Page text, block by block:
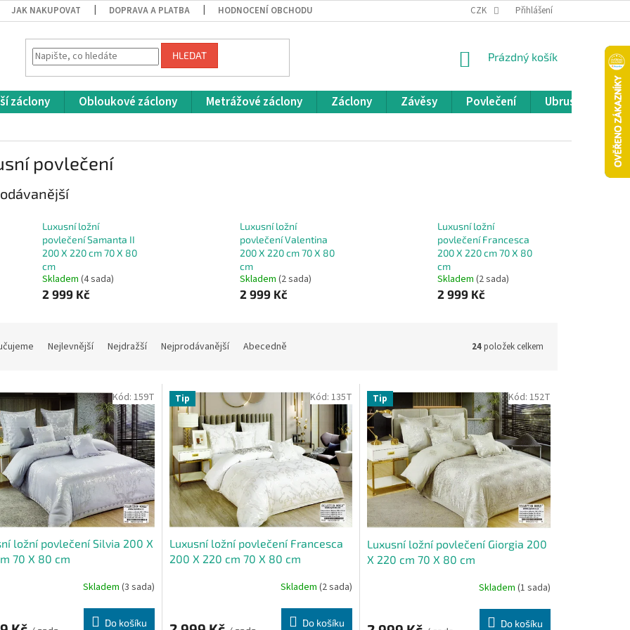
JAK NAKUPOVAT DOPRAVA A PLATBA HODNOCENÍ OBCHODU OBCHODNÍ PODMÍNKY
CZK Přihlášení
HLEDAT
NÁKUPNÍ
Prázdný košík
záclony Obloukové záclony Metrážové záclony Záclony Závěsy Povlečení Ubrusy
povlečení
Luxusní ložní
povlečení Samanta II
200 X 220 cm 70 X 80
cm
Skladem (4 sada)
2 999 Kč
Luxusní ložní
povlečení Valentina
200 X 220 cm 70 X 80
cm
Skladem (2 sada)
2 999 Kč
Luxusní ložní
povlečení Francesca
200 X 220 cm 70 X 80
cm
Skladem (2 sada)
2 999 Kč
Nejlevnější Nejdražší Nejprodávanější Abecedně 24položek celkem
ložní povlečení Silvia 200 X
70 X 80 cm
Skladem (3 sada)
Do košíku
Kód: 159T Tip
Luxusní ložní povlečení Francesca
200 X 220 cm 70 X 80 cm
Skladem (2 sada)
Do košíku
Kód: 135T Tip
Luxusní ložní povlečení Giorgia 200
X 220 cm 70 X 80 cm
Skladem (1 sada)
Do košíku
Kód: 152T